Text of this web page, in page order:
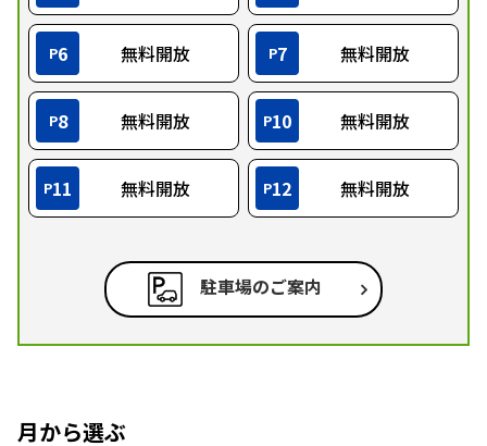
P6 無料開放 P7 無料開放
P8 無料開放 P10 無料開放
P11 無料開放 P12 無料開放
駐車場のご案内
月から選ぶ